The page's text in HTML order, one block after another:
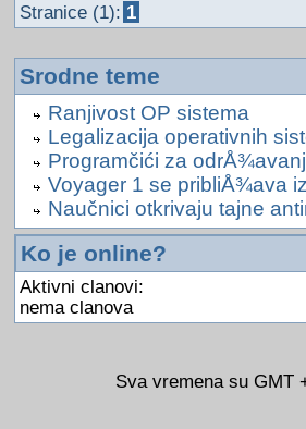
Stranice (1): 1
Srodne teme
Ranjivost OP sistema
Legalizacija operativnih
Programčići za
Voyager 1 se pribliÅ¾ava
Naučnici otkrivaju tajne
Ko je online?
Aktivni clanovi:
nema clanova
Sva vremena su GMT